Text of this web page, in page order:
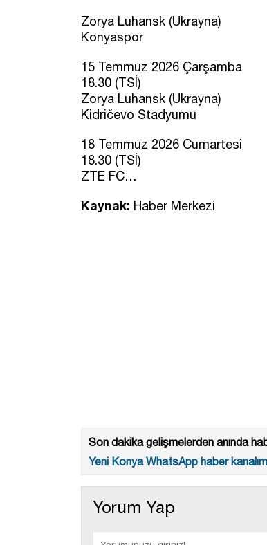
Zorya Luhansk (Ukrayna)
Konyaspor
15 Temmuz 2026 Çarşamba
18.30 (TSİ)
Zorya Luhansk (Ukrayna)
Kidričevo Stadyumu
18 Temmuz 2026 Cumartesi
18.30 (TSİ)
ZTE FC…
Kaynak: Haber Merkezi
Son dakika gelişmelerden anında
Yeni Konya WhatsApp haber
Yorum Yap